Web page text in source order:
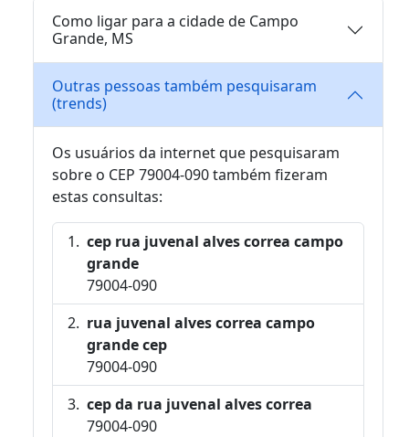
Como ligar para a cidade de Campo
Grande, MS
Outras pessoas também pesquisaram
(trends)
Os usuários da internet que pesquisaram
sobre o CEP 79004-090 também fizeram
estas consultas:
cep rua juvenal alves correa campo
grande
79004-090
rua juvenal alves correa campo
grande cep
79004-090
cep da rua juvenal alves correa
79004-090